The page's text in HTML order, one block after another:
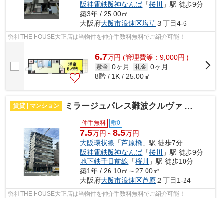
阪神電鉄阪神なんば「桜川
」駅 徒歩9分
築3年 / 25.00㎡
大阪府大阪市浪速区塩草３丁目4-6
弊社THE HOUSE大正店は当物件を仲介手数料無料でご紹介可能！
6.7万円 (管理費等：9,000円 )
敷金 0ヶ月 礼金 0ヶ月
8階 / 1K / 25.00㎡
賃貸 | マンション ミラージュパレス難波クルヴァ 仲介手数料無料
仲手無料 敷0
7.5万円～8.5万円
大阪環状線 「芦原橋 」駅 徒歩7分
阪神電鉄阪神なんば「桜川
」駅 徒歩9分
地下鉄千日前線 「桜川
」駅 徒歩10分
築1年 / 26.10㎡～27.00㎡
大阪府大阪市浪速区芦原２丁目1-24
弊社THE HOUSE大正店は当物件を仲介手数料無料でご紹介可能！